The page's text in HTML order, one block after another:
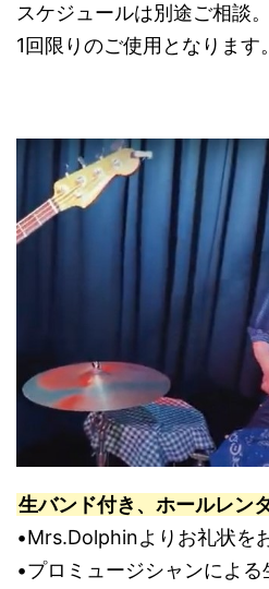
スケジュールは別途ご相談。
1回限りのご使用となります。
生バンド付き、ホールレン
•Mrs.Dolphinよりお礼状を
•プロミュージシャンによ